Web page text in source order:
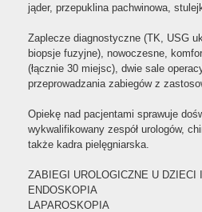
jąder, przepuklina pachwinowa,
Zaplecze diagnostyczne (TK, USG
biopsje fuzyjne), nowoczesne,
(łącznie 30 miejsc), dwie sale
przeprowadzania zabiegów z
Opiekę nad pacjentami sprawuje
wykwalifikowany zespół urologów,
także kadra pielęgniarska.
ZABIEGI UROLOGICZNE U DZIECI
ENDOSKOPIA
LAPAROSKOPIA